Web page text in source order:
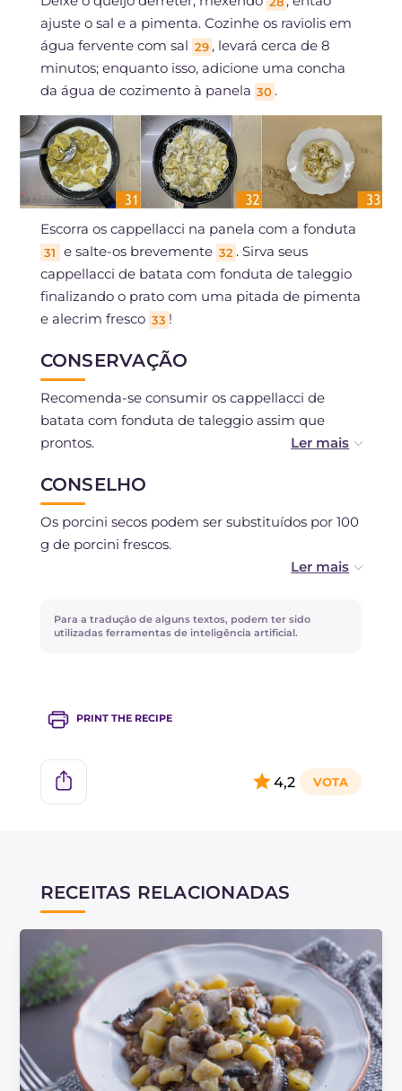
ajuste o sal e a pimenta. Cozinhe os raviolis em
água fervente com sal 29 , levará cerca de 8
minutos; enquanto isso, adicione uma concha
da água de cozimento à panela 30 .
Escorra os cappellacci na panela com a fonduta
31 e salte-os brevemente 32 . Sirva seus
cappellacci de batata com fonduta de taleggio
finalizando o prato com uma pitada de pimenta
e alecrim fresco 33 !
CONSERVAÇÃO
Recomenda-se consumir os cappellacci de
batata com fonduta de taleggio assim que
prontos.
É preferível consumir e cozinhar os cappellacci
frescos no mesmo dia. Alternativamente, você
pode congelá-los crus: coloque-os em uma
bandeja no congelador para endurecer e depois
transfira para sacos de congelamento.
CONSELHO
Os porcini secos podem ser substituídos por 100
g de porcini frescos.
mantendo a massa restante coberta, caso
contrário, ela pode secar.
Para a tradução de alguns textos, podem ter sido
utilizadas ferramentas de inteligência artificial.
PRINT THE RECIPE
4,2
RECEITAS RELACIONADAS